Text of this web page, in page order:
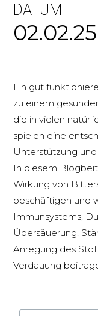
DATUM
02.02.25
Ein gut
zu einem
die in vielen
spielen eine
Unterstützung
In diesem
Wirkung von
beschäftigen und
Immunsystems,
Übersäuerung,
Anregung des
Verdauung